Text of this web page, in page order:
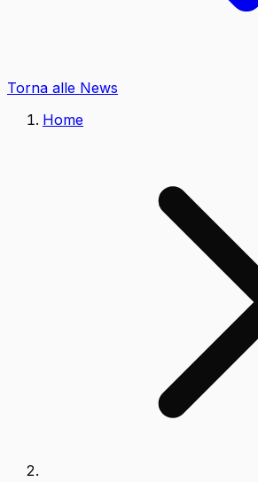
Torna alle News
Home